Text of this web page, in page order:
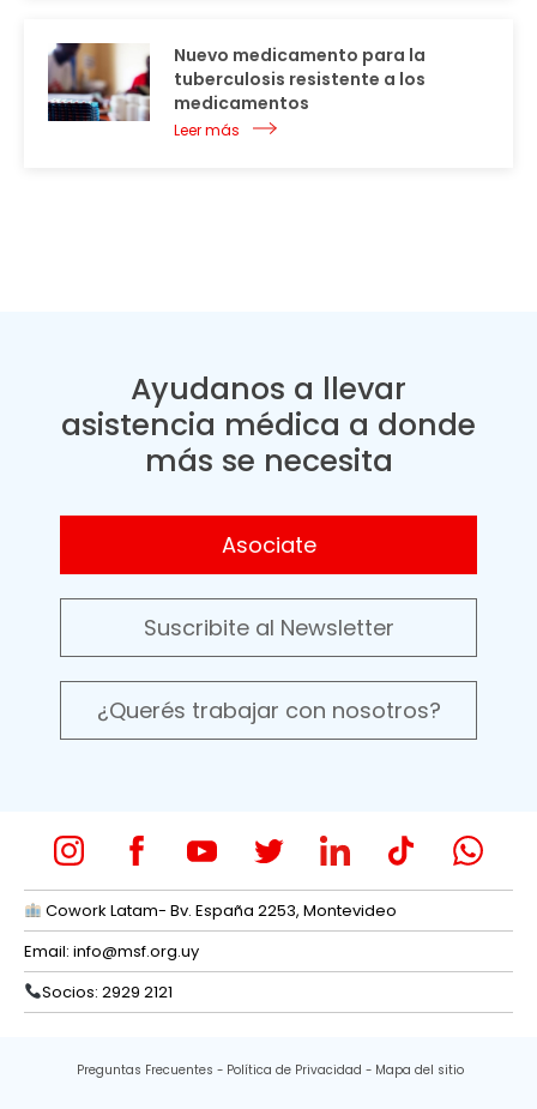
Nuevo medicamento para la
tuberculosis resistente a los
medicamentos
Leer más
Ayudanos a llevar
asistencia médica a donde
más se necesita
Asociate
Suscribite al Newsletter
¿Querés trabajar con nosotros?
Cowork Latam- Bv. España 2253, Montevideo
Email: info@msf.org.uy
Socios: 2929 2121
Preguntas Frecuentes Política de Privacidad Mapa del sitio